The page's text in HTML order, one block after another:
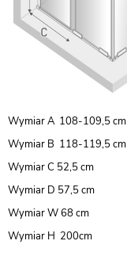
Wymiar A 108-109,5 cm
Wymiar B 118-119,5 cm
Wymiar C 52,5 cm
Wymiar D 57,5 cm
Wymiar W 68 cm
Wymiar H 200cm